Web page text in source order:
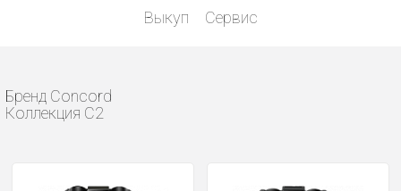
Выкуп Сервис
Бренд Concord
Коллекция C2